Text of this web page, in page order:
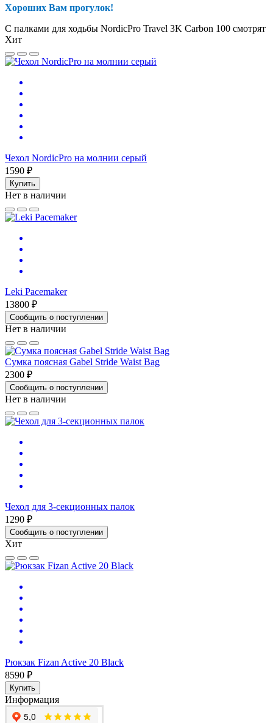
Хороших Вам прогулок!
С палками для ходьбы NordicPro Travel 3K Carbon 100 смотрят
Хит
Чехол NordicPro на молнии серый
1590 ₽
Купить
Нет в наличии
Leki Pacemaker
13800 ₽
Сообщить о поступлении
Нет в наличии
Сумка поясная Gabel Stride Waist Bag
2300 ₽
Сообщить о поступлении
Нет в наличии
Чехол для 3-секционных палок
1290 ₽
Сообщить о поступлении
Хит
Рюкзак Fizan Active 20 Black
8590 ₽
Купить
Информация